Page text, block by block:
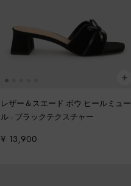
レザー＆スエード ボウ ヒールミュー
ル- ブラックテクスチャー
¥ 13,900